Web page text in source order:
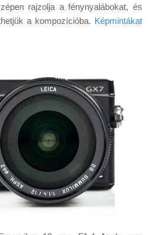
rajzolja a fénynyalábokat, és
a kompozícióba. Képmintákat